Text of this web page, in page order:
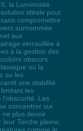
la Luminosité
idéale pour
compromettre
surnommée
aux
verrouillée à
à la gestion des
obscurs.
où la
ou les
une stabilité
les
l'obscurité. Les
concentrer sur
ne plus devoir
Torche pleine,